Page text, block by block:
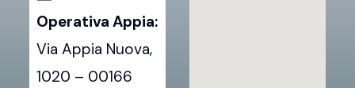
Operativa Appia:
Via Appia Nuova,
1020 – 00166